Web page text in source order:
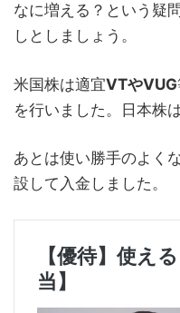
なに増える？という疑
しとしましょう。
米国株は適宜VTやVUG
を行いました。日本株
あとは使い勝手のよく
設して入金しました。